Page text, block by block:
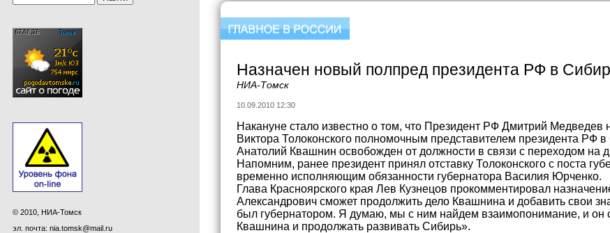
© 2010, НИА-Томск
эл. почта: nia.tomsk@mail.ru
Назначен новый полпред президента РФ в
НИА-Томск
10.09.2010 12:30
Накануне стало известно о том, что Президент РФ Дмитрий Медведев
Виктора Толоконского полномочным представителем президента РФ
Анатолий Квашнин освобожден от должности в связи с переходом на
Напомним, ранее президент принял отставку Толоконского с поста
временно исполняющим обязанности губернатора Василия Юрченко.
Глава Красноярского края Лев Кузнецов прокомментировал
Александрович сможет продолжить дело Квашнина и добавить свои
был губернатором. Я думаю, мы с ним найдем взаимопонимание, и он
Квашнина и продолжать развивать Сибирь».